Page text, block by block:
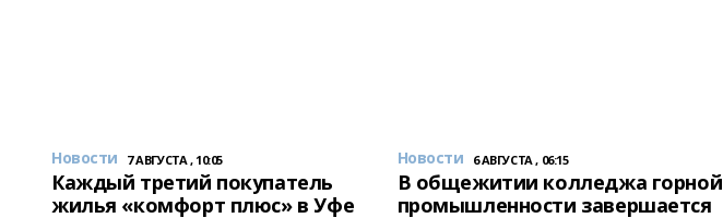
Новости 7 АВГУСТА , 10:05
Каждый третий покупатель
жилья «комфорт плюс» в Уфе
Новости 6 АВГУСТА , 06:15
В общежитии колледжа горной
промышленности завершается